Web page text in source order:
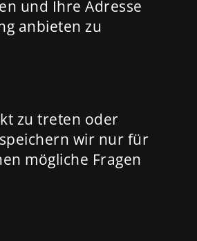
und Ihre Adresse
anbieten zu
zu treten oder
wir nur für
mögliche Fragen